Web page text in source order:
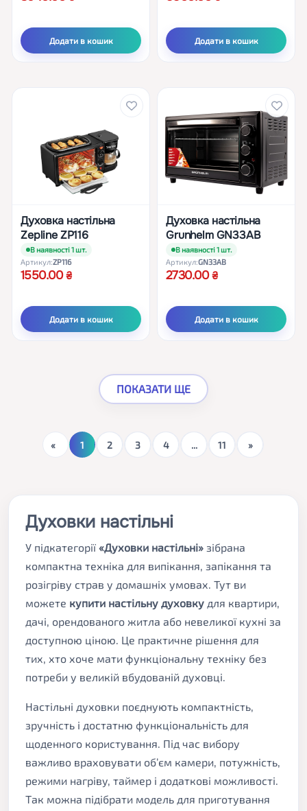
Додати в кошик Додати в кошик
Духовка настільна
Zepline ZP116
В наявності 1 шт.
Артикул:ZP116
1550.00
Додати в кошик
Духовка настільна
Grunhelm GN33AB
В наявності 1 шт.
Артикул:GN33AB
2730.00
Додати в кошик
ПОКАЗАТИ ЩЕ
Поточна
сторінка
1 2 3 4 ... 11
Духовки настільні
У підкатегорії «Духовки настільні» зібрана
компактна техніка для випікання, запікання та
розігріву страв у домашніх умовах. Тут ви
можете купити настільну духовку для квартири,
дачі, орендованого житла або невеликої кухні за
доступною ціною. Це практичне рішення для
тих, хто хоче мати функціональну техніку без
потреби у великій вбудованій духовці.
Настільні духовки поєднують компактність,
зручність і достатню функціональність для
щоденного користування. Під час вибору
важливо враховувати об’єм камери, потужність,
режими нагріву, таймер і додаткові можливості.
Так можна підібрати модель для приготування